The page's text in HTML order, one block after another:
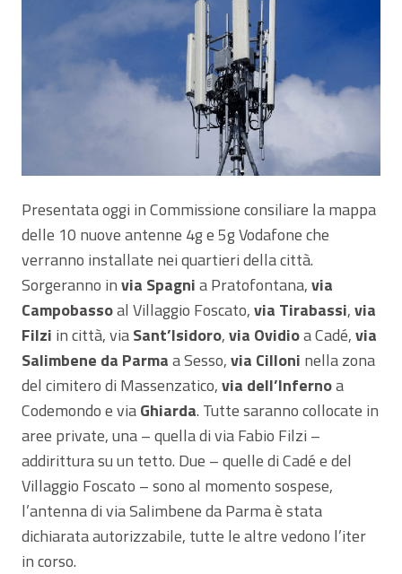
Presentata oggi in Commissione consiliare la mappa
delle 10 nuove antenne 4g e 5g Vodafone che
verranno installate nei quartieri della città.
Sorgeranno invia Spagnia Pratofontana,via
Campobassoal Villaggio Foscato,via Tirabassi,via
Filzi in città, viaSant’Isidoro,via Ovidioa Cadé,via
Salimbene da Parmaa Sesso,via Cilloni nella zona
del cimitero di Massenzatico,via dell’Infernoa
Codemondo e viaGhiarda. Tutte saranno collocate in
aree private, una – quella di via Fabio Filzi –
addirittura su un tetto. Due – quelle di Cadé e del
Villaggio Foscato – sono al momento sospese,
l’antenna di via Salimbene da Parma è stata
dichiarata autorizzabile, tutte le altre vedono l’iter
in corso.